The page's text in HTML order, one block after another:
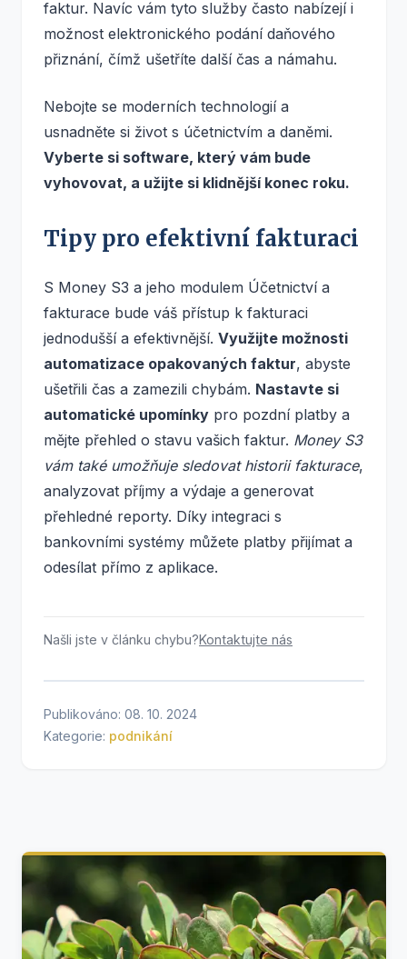
faktur. Navíc vám tyto služby často nabízejí i
možnost elektronického podání daňového
přiznání, čímž ušetříte další čas a námahu.
Nebojte se moderních technologií a
usnadněte si život s účetnictvím a daněmi.
Vyberte si software, který vám bude
vyhovovat, a užijte si klidnější konec roku.
Tipy pro efektivní fakturaci
S Money S3 a jeho modulem Účetnictví a
fakturace bude váš přístup k fakturaci
jednodušší a efektivnější. Využijte možnosti
automatizace opakovaných faktur, abyste
ušetřili čas a zamezili chybám. Nastavte si
automatické upomínky pro pozdní platby a
mějte přehled o stavu vašich faktur. Money S3
vám také umožňuje sledovat historii fakturace,
analyzovat příjmy a výdaje a generovat
přehledné reporty. Díky integraci s
bankovními systémy můžete platby přijímat a
odesílat přímo z aplikace.
Našli jste v článku chybu?Kontaktujte nás
Publikováno: 08. 10. 2024
Kategorie: podnikání